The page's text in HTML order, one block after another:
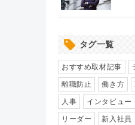
HR駆け込み寺
HRの基本（
リクルーテ
タグ一覧
おすすめ取材記事
離職防止 働き方
人事 インタビュー
リーダー 新入社員